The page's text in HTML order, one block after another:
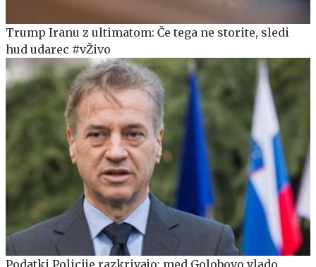
Trump Iranu z ultimatom: Če tega ne storite, sledi
hud udarec #vŽivo